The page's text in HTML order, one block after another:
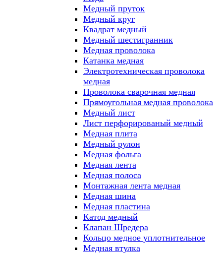
Медный пруток
Медный круг
Квадрат медный
Медный шестигранник
Медная проволока
Катанка медная
Электротехническая проволока
медная
Проволока сварочная медная
Прямоугольная медная проволока
Медный лист
Лист перфорированый медный
Медная плита
Медный рулон
Медная фольга
Медная лента
Медная полоса
Монтажная лента медная
Медная шина
Медная пластина
Катод медный
Клапан Шредера
Кольцо медное уплотнительное
Медная втулка